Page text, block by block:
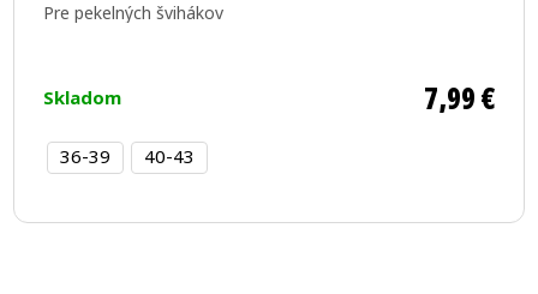
Pre pekelných švihákov
Skladom 7,99 €
36-39 40-43